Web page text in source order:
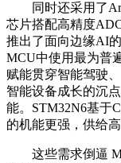
同时还采用了Arm
芯片搭配高精度
推出了面向边缘AI
MCU中使用最为普
赋能贯穿智能驾驶
智能设备成长的沉
能。STM32N6基于
的机能更强，供给
这些需求倒逼